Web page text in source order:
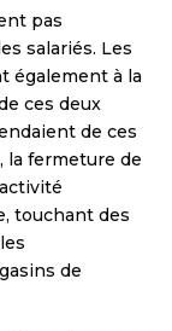
pas
salariés. Les
également à la
ces deux
de ces
la fermeture de
touchant des
de